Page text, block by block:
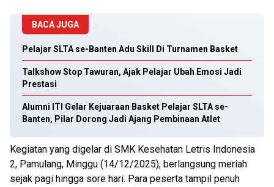
BACA JUGA
Pelajar SLTA se-Banten Adu Skill Di Turnamen Basket
Talkshow Stop Tawuran, Ajak Pelajar Ubah Emosi Jadi
Prestasi
Alumni ITI Gelar Kejuaraan Basket Pelajar SLTA se-
Banten, Pilar Dorong Jadi Ajang Pembinaan Atlet
Kegiatan yang digelar di SMK Kesehatan Letris Indonesia
2, Pamulang, Minggu (14/12/2025), berlangsung meriah
sejak pagi hingga sore hari. Para peserta tampil penuh